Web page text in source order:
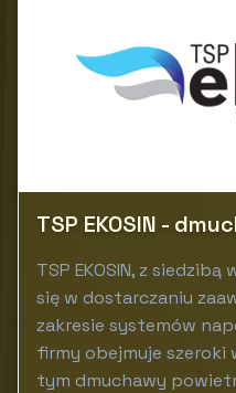
TSP EKOSIN -
TSP EKOSIN, z
się w dostarczaniu
zakresie systemów
firmy obejmuje szeroki
tym dmuchawy